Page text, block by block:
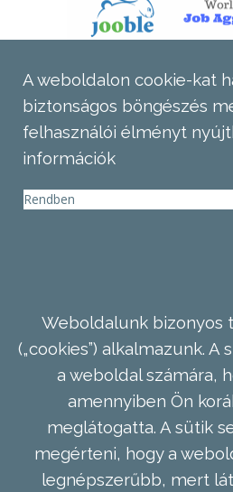
A weboldalon cookie-kat
biztonságos böngészés
felhasználói élményt
információk
Rendben
Weboldalunk bizonyos
(„cookies”) alkalmazunk.
a weboldal számára,
amennyiben Ön
meglátogatta. A sütik
megérteni, hogy a
legnépszerűbb, mert